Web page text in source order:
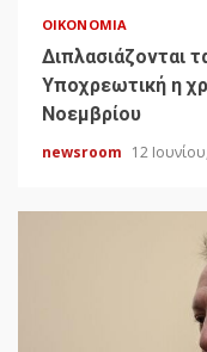
ΟΙΚΟΝΟΜΊΑ
Διπλασιάζονται
Υποχρεωτική η
Νοεμβρίου
newsroom 12